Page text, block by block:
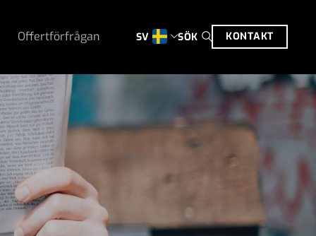
Offertförfrågan SV SÖK KONTAKT